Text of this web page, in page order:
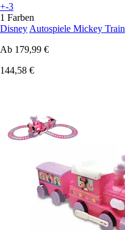
+-3
1 Farben
Disney Autospiele Mickey Train
Ab 179,99 €
144,58 €